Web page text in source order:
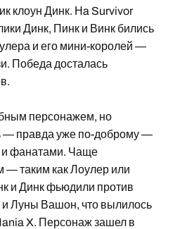
клоун Динк. Нa Survivor
Динк, Пинк и Винк бились
и его мини-королей —
Победа досталась
персонажем, но
— правда уже по-доброму —
и фанатами. Чаще
— таким как Лоулер или
и Динк фьюдили против
Луны Вашон, что вылилось
X. Персонаж зашел в